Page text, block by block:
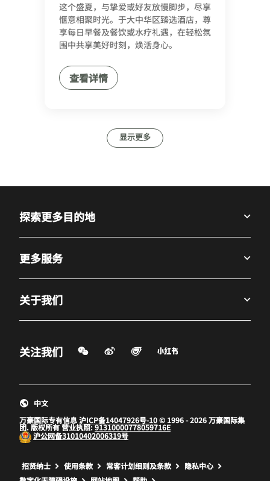
这个盛夏，与挚爱或好友放慢脚步，尽享
惬意相聚时光。于大中华区臻选酒店，尊
享每日早餐及餐饮或水疗礼遇，在轻松氛
围中共享美好时刻，焕活身心。
查看详情
显示更多
探索更多目的地
更多服务
关于我们
关注我们 微信扫一扫
微博
打开新窗口
飞猪
打开新窗口打开新窗口
万豪国际专有信息沪ICP备14047926号-10© 1996 - 2026 万豪国际集
团. 版权所有 营业执照:91310000778059716E
沪公网备31010402006319号
中文
招贤纳士 打开新窗口
使用条款 打开新窗口
常客计划细则及条款 打开新窗口
隐私中心